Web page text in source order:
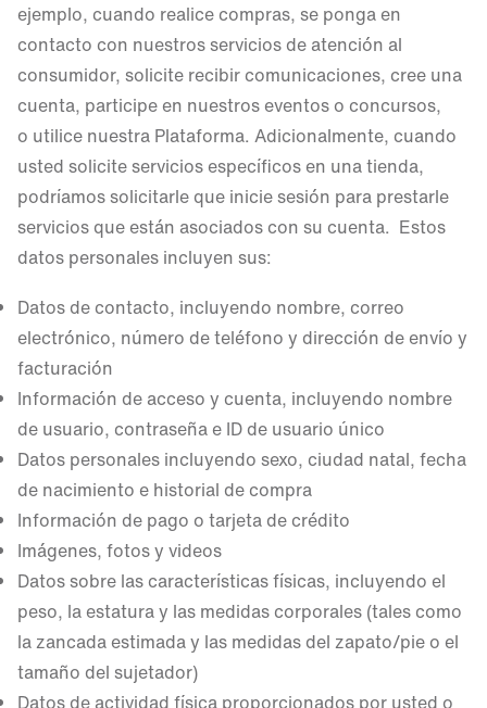
ejemplo, cuando realice compras, se ponga en
contacto con nuestros servicios de atención al
consumidor, solicite recibir comunicaciones, cree una
cuenta, participe en nuestros eventos o concursos,
o utilice nuestra Plataforma. Adicionalmente, cuando
usted solicite servicios específicos en una tienda,
podríamos solicitarle que inicie sesión para prestarle
servicios que están asociados con su cuenta. Estos
datos personales incluyen sus:
Datos de contacto, incluyendo nombre, correo
electrónico, número de teléfono y dirección de envío y
facturación
Información de acceso y cuenta, incluyendo nombre
de usuario, contraseña e ID de usuario único
Datos personales incluyendo sexo, ciudad natal, fecha
de nacimiento e historial de compra
Información de pago o tarjeta de crédito
Imágenes, fotos y videos
Datos sobre las características físicas, incluyendo el
peso, la estatura y las medidas corporales (tales como
la zancada estimada y las medidas del zapato/pie o el
tamaño del sujetador)
Datos de actividad física proporcionados por usted o